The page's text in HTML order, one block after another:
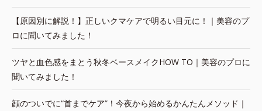
【原因別に解説！】正しいクマケアで明るい目元に！｜美容のプ
ロに聞いてみました！
ツヤと血色感をまとう秋冬ベースメイクHOW TO｜美容のプロに
聞いてみました！
顔のついでに“首までケア”！今夜から始めるかんたんメソッド｜